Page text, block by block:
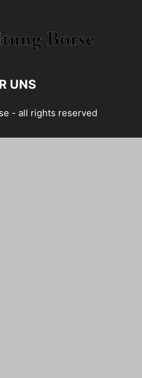
UNS
- all rights reserved